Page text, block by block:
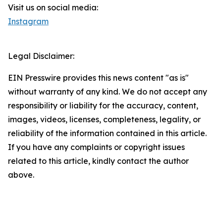
Visit us on social media:
Instagram
Legal Disclaimer:
EIN Presswire provides this news content "as is"
without warranty of any kind. We do not accept any
responsibility or liability for the accuracy, content,
images, videos, licenses, completeness, legality, or
reliability of the information contained in this article.
If you have any complaints or copyright issues
related to this article, kindly contact the author
above.